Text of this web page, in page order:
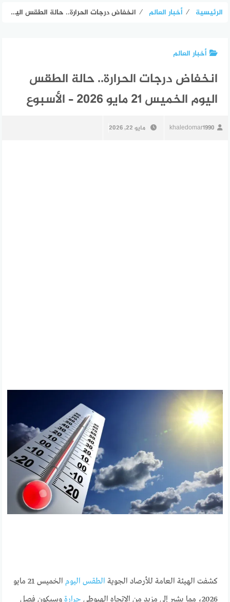
الرئيسية ⁄ أخبار العالم ⁄ انخفاض درجات الحرارة.. حالة الطقس اليوم الخميس 21 مايو 2026 – الأسبوع
أخبار العالم
انخفاض درجات الحرارة.. حالة الطقس
اليوم الخميس 21 مايو 2026 – الأسبوع
khaledomar1990 مايو 22, 2026
كشفت الهيئة العامة للأرصاد الجوية الطقس اليوم
الخميس 21 مايو
2026، مما يشير إلى مزيد من الاتجاه الهبوطي
حرارة وسيكون فصل